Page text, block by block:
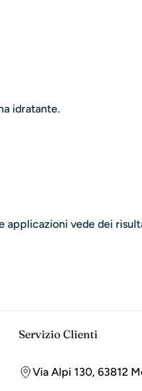
idratante.
applicazioni vede dei
Servizio Clienti
Via Alpi 130, 63812